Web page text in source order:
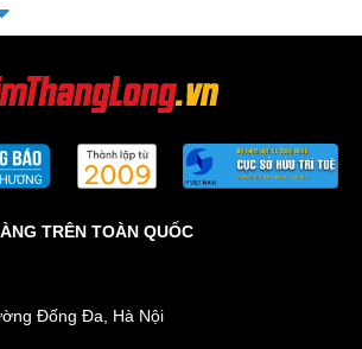
TRÊN TOÀN QUỐC
Đống Đa, Hà Nội